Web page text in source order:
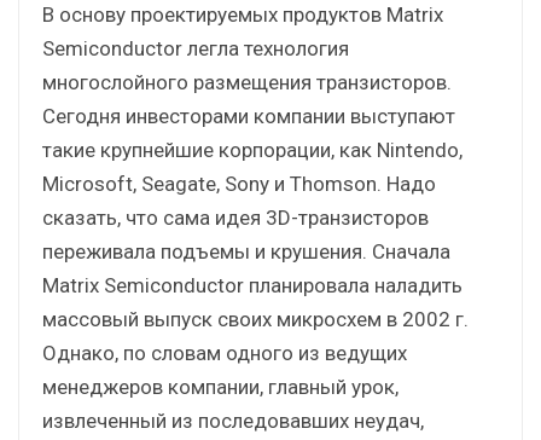
В основу проектируемых продуктов Matrix
Semiconductor легла технология
многослойного размещения транзисторов.
Сегодня инвесторами компании выступают
такие крупнейшие корпорации, как Nintendo,
Microsoft, Seagate, Sony и Thomson. Надо
сказать, что сама идея 3D-транзисторов
переживала подъемы и крушения. Сначала
Matrix Semiconductor планировала наладить
массовый выпуск своих микросхем в 2002 г.
Однако, по словам одного из ведущих
менеджеров компании, главный урок,
извлеченный из последовавших неудач,